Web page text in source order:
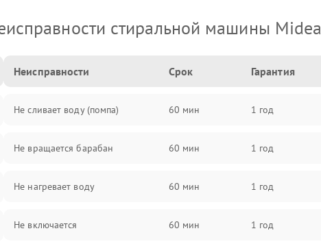
стиральной машины Midea
Неисправности Срок Гарантия
Не сливает воду (помпа) 60 мин 1 год
Не вращается барабан 60 мин 1 год
Не нагревает воду 60 мин 1 год
Не включается 60 мин 1 год